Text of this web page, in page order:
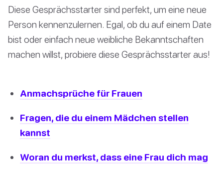
Diese Gesprächsstarter sind perfekt, um eine neue
Person kennenzulernen. Egal, ob du auf einem Date
bist oder einfach neue weibliche Bekanntschaften
machen willst, probiere diese Gesprächsstarter aus!
Anmachsprüche für Frauen
Fragen, die du einem Mädchen stellen
kannst
Woran du merkst, dass eine Frau dich mag